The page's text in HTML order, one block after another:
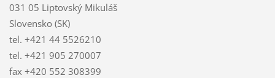
031 05 Liptovský Mikuláš
Slovensko (SK)
tel. +421 44 5526210
tel. +421 905 270007
fax +420 552 308399